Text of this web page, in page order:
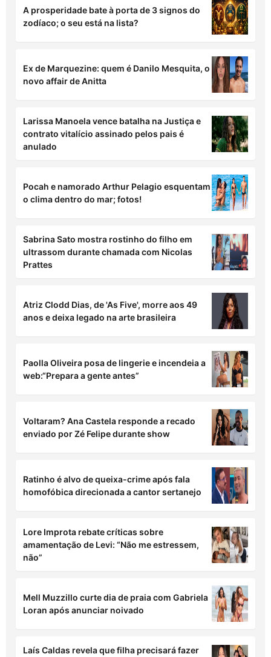
A prosperidade bate à porta de 3 signos do
zodíaco; o seu está na lista?
Ex de Marquezine: quem é Danilo Mesquita, o
novo affair de Anitta
Larissa Manoela vence batalha na Justiça e
contrato vitalício assinado pelos pais é
anulado
Pocah e namorado Arthur Pelagio esquentam
o clima dentro do mar; fotos!
Sabrina Sato mostra rostinho do filho em
ultrassom durante chamada com Nicolas
Prattes
Atriz Clodd Dias, de 'As Five', morre aos 49
anos e deixa legado na arte brasileira
Paolla Oliveira posa de lingerie e incendeia a
web:“Prepara a gente antes”
Voltaram? Ana Castela responde a recado
enviado por Zé Felipe durante show
Ratinho é alvo de queixa-crime após fala
homofóbica direcionada a cantor sertanejo
Lore Improta rebate críticas sobre
amamentação de Levi: “Não me estressem,
não”
Mell Muzzillo curte dia de praia com Gabriela
Loran após anunciar noivado
Laís Caldas revela que filha precisará fazer